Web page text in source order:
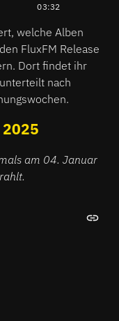
03:32
welche Alben
FluxFM Release
Dort findet ihr
nach
2025
am 04. Januar